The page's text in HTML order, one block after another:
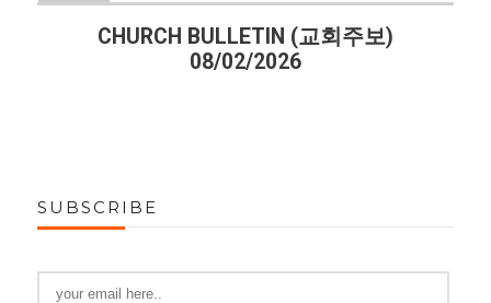
CHURCH BULLETIN (교회주보)
08/02/2026
SUBSCRIBE